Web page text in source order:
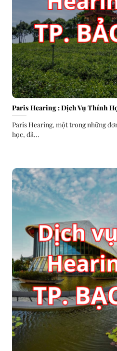
Paris Hearing : Dịch Vụ Thính
Paris Hearing, một trong những
học, đã...